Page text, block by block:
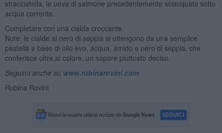
stracciatella, le uova di salmone precedentemente sciacquate sotto
acqua corrente.
Completare con una cialda croccante.
Note: le cialde al nero di seppia si ottengono da una semplice
pastella a base di olio evo, acqua, amido e nero di seppia, che
conferisce oltre al colore, un sapore piuttosto deciso.
Seguimi anche su www.rubinarovini.com
Rubina Rovini